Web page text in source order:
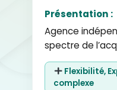
Présentation :
Agence
spectre de
Flexibilité,
complexe